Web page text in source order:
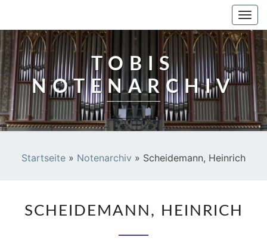
TOBIS
NOTENARCHIV
Startseite » Notenarchiv » Scheidemann, Heinrich
HEINRICH
SCHEIDEMANN, HEINRICH